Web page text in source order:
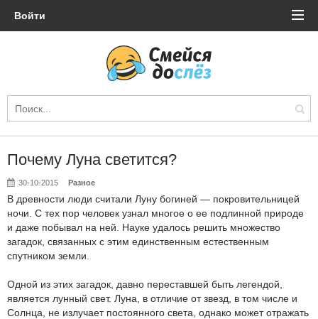
Войти
Почему Луна светится?
30-10-2015 Разное
В древности люди считали Луну богиней — покровительницей
ночи. С тех пор человек узнал многое о ее подлинной природе
и даже побывал на ней. Науке удалось решить множество
загадок, связанных с этим единственным естественным
спутником земли.
Одной из этих загадок, давно переставшей быть легендой,
является лунный свет. Луна, в отличие от звезд, в том числе и
Солнца, не излучает постоянного света, однако может отражать